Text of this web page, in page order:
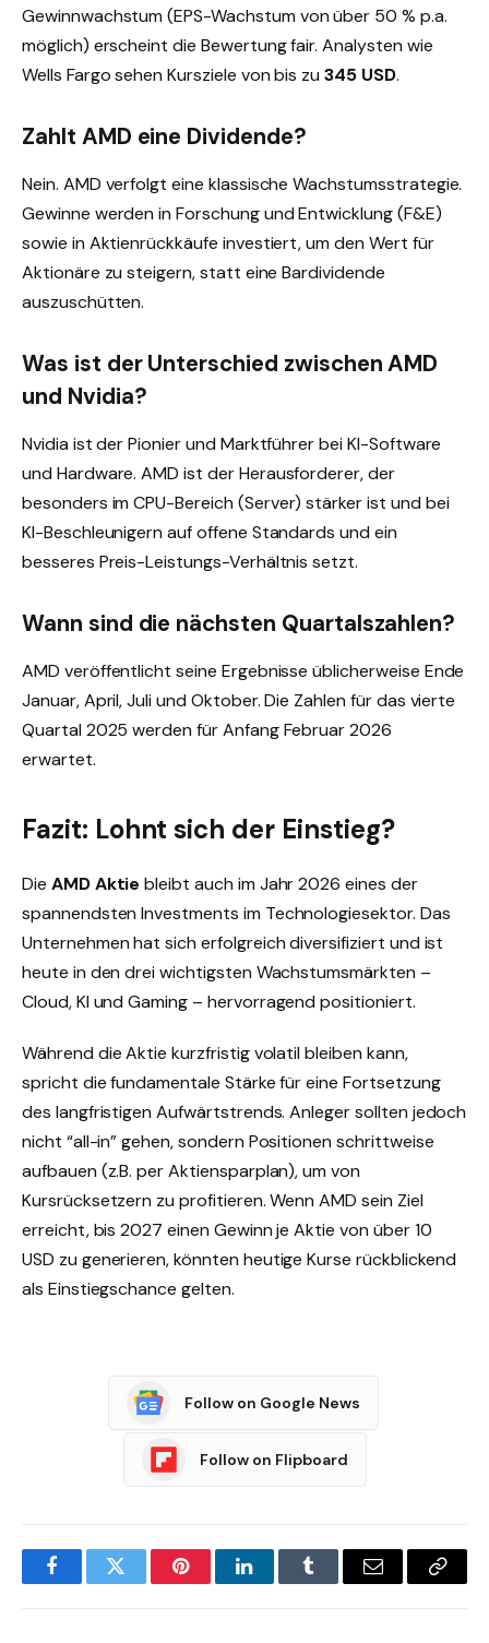
Gewinnwachstum (EPS-Wachstum von über 50 % p.a.
möglich) erscheint die Bewertung fair. Analysten wie
Wells Fargo sehen Kursziele von bis zu345 USD.
Zahlt AMD eine Dividende?
Nein. AMD verfolgt eine klassische Wachstumsstrategie.
Gewinne werden in Forschung und Entwicklung (F&E)
sowie in Aktienrückkäufe investiert, um den Wert für
Aktionäre zu steigern, statt eine Bardividende
auszuschütten.
Was ist der Unterschied zwischen AMD
und Nvidia?
Nvidia ist der Pionier und Marktführer bei KI-Software
und Hardware. AMD ist der Herausforderer, der
besonders im CPU-Bereich (Server) stärker ist und bei
KI-Beschleunigern auf offene Standards und ein
besseres Preis-Leistungs-Verhältnis setzt.
Wann sind die nächsten Quartalszahlen?
AMD veröffentlicht seine Ergebnisse üblicherweise Ende
Januar, April, Juli und Oktober. Die Zahlen für das vierte
Quartal 2025 werden für Anfang Februar 2026
erwartet.
Fazit: Lohnt sich der Einstieg?
Die AMD Aktie bleibt auch im Jahr 2026 eines der
spannendsten Investments im Technologiesektor. Das
Unternehmen hat sich erfolgreich diversifiziert und ist
heute in den drei wichtigsten Wachstumsmärkten –
Cloud, KI und Gaming – hervorragend positioniert.
Während die Aktie kurzfristig volatil bleiben kann,
spricht die fundamentale Stärke für eine Fortsetzung
des langfristigen Aufwärtstrends. Anleger sollten jedoch
nicht “all-in” gehen, sondern Positionen schrittweise
aufbauen (z.B. per Aktiensparplan), um von
Kursrücksetzern zu profitieren. Wenn AMD sein Ziel
erreicht, bis 2027 einen Gewinn je Aktie von über 10
USD zu generieren, könnten heutige Kurse rückblickend
als Einstiegschance gelten.
Follow on Google News
Follow on Flipboard
FacebookTwitter PinterestLinkedInTumblr Email
Copy